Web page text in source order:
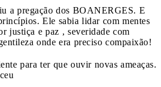
a pregação dos BOANERGES. E
Ele sabia lidar com mentes
justiça e paz , severidade com
onde era preciso compaixão!
para ter que ouvir novas ameaças.